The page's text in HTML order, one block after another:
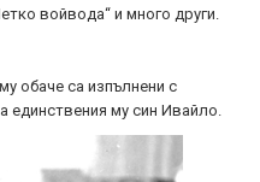
войвода“ и много други.
обаче са изпълнени с
единствения му син Ивайло.